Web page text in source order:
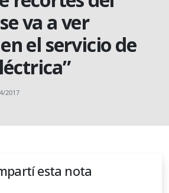
va a ver
el servicio de
2017
esta nota